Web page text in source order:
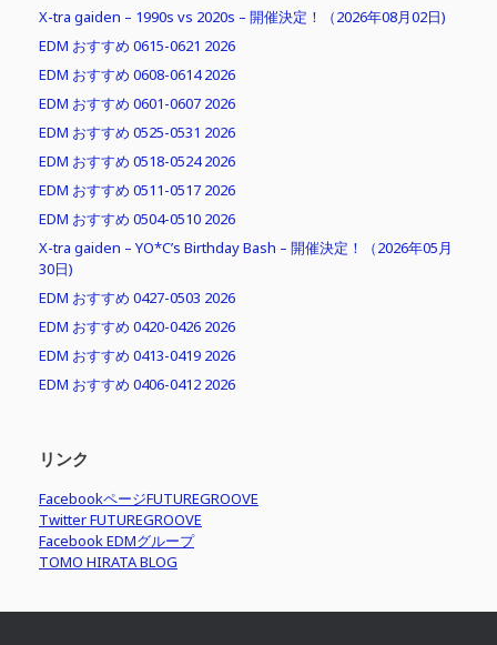
X-tra gaiden – 1990s vs 2020s – 開催決定！（2026年08月02日)
EDM おすすめ 0615-0621 2026
EDM おすすめ 0608-0614 2026
EDM おすすめ 0601-0607 2026
EDM おすすめ 0525-0531 2026
EDM おすすめ 0518-0524 2026
EDM おすすめ 0511-0517 2026
EDM おすすめ 0504-0510 2026
X-tra gaiden – YO*C’s Birthday Bash – 開催決定！（2026年05月
30日)
EDM おすすめ 0427-0503 2026
EDM おすすめ 0420-0426 2026
EDM おすすめ 0413-0419 2026
EDM おすすめ 0406-0412 2026
リンク
FacebookページFUTUREGROOVE
Twitter FUTUREGROOVE
Facebook EDMグループ
TOMO HIRATA BLOG